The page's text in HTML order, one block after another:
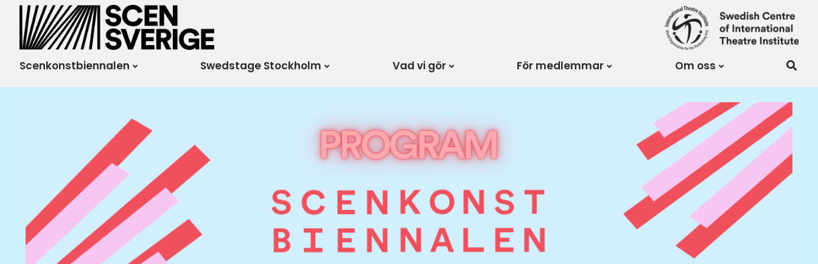
Scensverige
Mötesplats för svensk
och internationell
scenkonst
Scenkonstbiennalen Swedstage Stockholm Vad vi gör För medlemmar Om oss